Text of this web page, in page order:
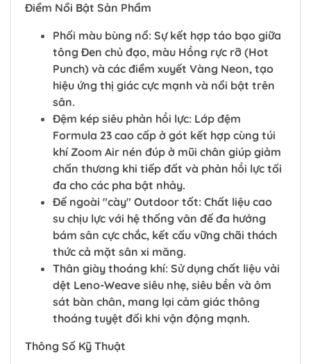
Điểm Nổi Bật Sản Phẩm
Phối màu bùng nổ: Sự kết hợp táo bạo giữa
tông Đen chủ đạo, màu Hồng rực rỡ (Hot
Punch) và các điểm xuyết Vàng Neon, tạo
hiệu ứng thị giác cực mạnh và nổi bật trên
sân.
Đệm kép siêu phản hồi lực: Lớp đệm
Formula 23 cao cấp ở gót kết hợp cùng túi
khí Zoom Air nén đúp ở mũi chân giúp giảm
chấn thương khi tiếp đất và phản hồi lực tối
đa cho các pha bật nhảy.
Đế ngoài "cày" Outdoor tốt: Chất liệu cao
su chịu lực với hệ thống vân đế đa hướng
bám sân cực chắc, kết cấu vững chãi thách
thức cả mặt sân xi măng.
Thân giày thoáng khí: Sử dụng chất liệu vải
dệt Leno-Weave siêu nhẹ, siêu bền và ôm
sát bàn chân, mang lại cảm giác thông
thoáng tuyệt đối khi vận động mạnh.
Thông Số Kỹ Thuật